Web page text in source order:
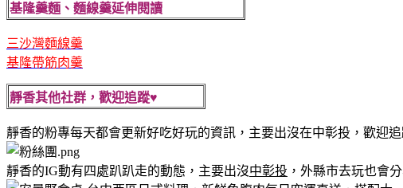
基隆羹麵、麵線羹延伸閱讀
三沙灣麵線羹
基隆帶筋肉羹
靜香其他社群，歡迎追蹤♥
靜香的粉專每天都會更新好吃好玩的資訊，主要出沒在中彰投，歡迎追
靜香的IG動有四處趴趴走的動態，主要出沒中彰投 ，外縣市去玩也會